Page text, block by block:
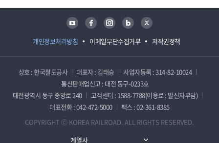
개인정보처리방침 이메일무단수집거부 저작권정책
유튜브 페이스북 인스타그램 블로그 트위터
상호 : 한국철도공사 대표자 : 김태승
사업자등록 : 314-82-10024
통신판매업신고 : 대전 동구-0233호
대전광역시 동구 중앙로 240
고객센터 : 1588-7788(이용료 : 발신자부담)
대표전화 : 042-472-5000
팩스 : 02-361-8385
COPYRIGHT ⓒ KOREA RAILROAD. ALL RIGHTS RESERVED.
계열사